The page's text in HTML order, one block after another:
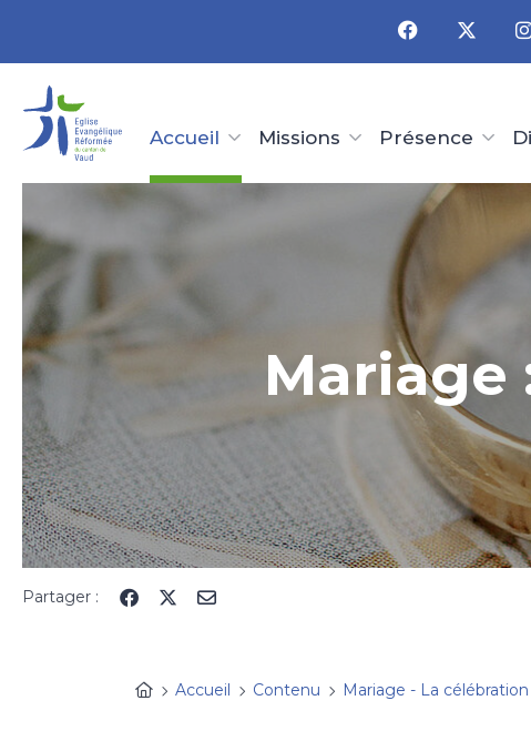
Accueil Missions Présence
Mariage
Partager :
Accueil Contenu Mariage - La